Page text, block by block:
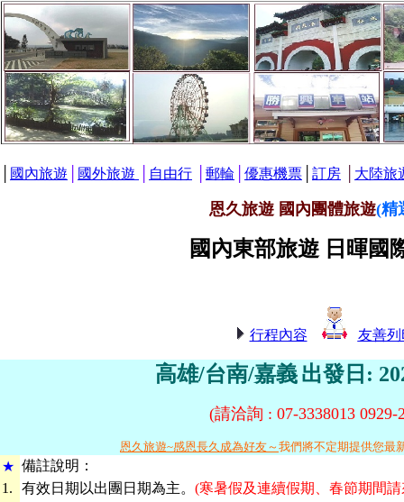
國內旅遊 國外旅遊 自由行 郵輪 優惠機票 訂房 大陸旅
恩久旅遊 國內團體旅遊(精
國內東部旅遊 日暉國
行程內容 友善列
高雄/台南/嘉義 出發日:
(請洽詢 : 07-3338013
恩久旅遊~感恩長久成為好友～我們將不定期提供您最
★ 備註說明：
1.
有效日期 以出團日期為主。 (寒暑假及連續假期、春節期間